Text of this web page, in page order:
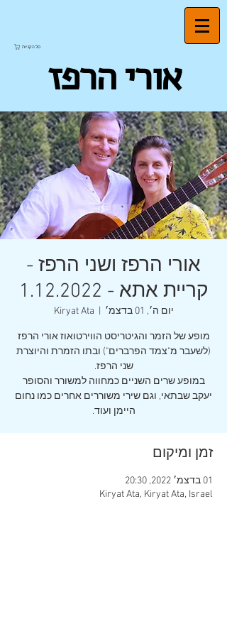
סל הקניות
אורי הרפז
אורי הרפז ושני הרפז -
קריית אתא - 1.12.2022
יום ה׳, 01 בדצמ׳ Kiryat Ata
מופע של הזמר והגיטריסט הווירטואוז אורי הרפז
(לשעבר מ"צמד הפרברים") ובתו הזמרת והיוצרת
במופע שרים השניים כמחווה למשורר והסופר
יעקב שבתאי, וגם שירי משוררים אחרים כמו נחום
היימן ועוד.
זמן ומיקום
01 בדצמ׳ 2022, 20:30
Kiryat Ata, Kiryat Ata, Israel